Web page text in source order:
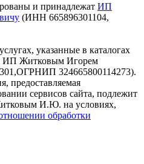
и принадлежат ИП
(ИНН 665896301104,
указанные в каталогах
ИП Житковым Игорем
324665800114273).
предоставляемая
сервисов сайта, подлежит
И.Ю. на условиях,
обработки